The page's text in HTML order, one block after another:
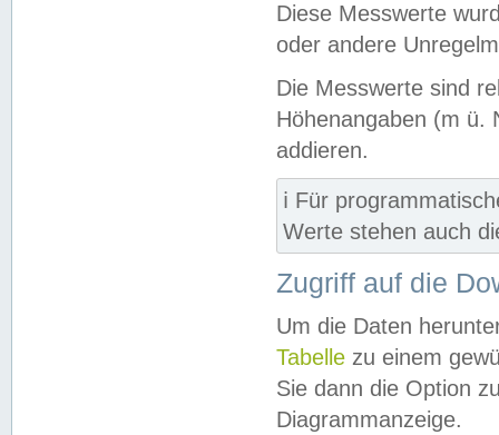
Diese Messwerte
oder andere
Die Messwerte sind
Höhenangaben (m ü.
addieren.
ℹ️ Für
Werte stehen auch
Zugriff auf die
Um die Daten
Tabelle zu einem
Sie dann die Option
Diagrammanzeige.